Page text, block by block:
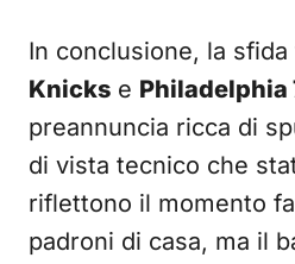
In conclusione, la sfida
Knicks e Philadelphia
preannuncia ricca di
di vista tecnico che
riflettono il momento
padroni di casa, ma il